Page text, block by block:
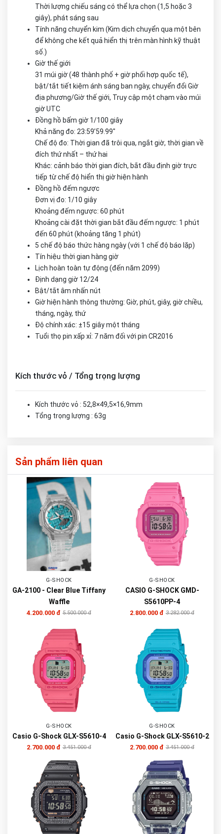
Thời lượng chiếu sáng có thể lựa chọn (1,5 hoặc 3
giây), phát sáng sau
Tính năng chuyển kim (Kim dịch chuyển qua một bên
để không che kết quả hiển thị trên màn hình kỹ thuật
số.)
Giờ thế giới
31 múi giờ (48 thành phố + giờ phối hợp quốc tế),
bật/tắt tiết kiệm ánh sáng ban ngày, chuyển đổi Giờ
địa phương/Giờ thế giới, Truy cập một chạm vào múi
giờ UTC
Đồng hồ bấm giờ 1/100 giây
Khả năng đo: 23:59’59.99″
Chế độ đo: Thời gian đã trôi qua, ngắt giờ, thời gian về
đích thứ nhất – thứ hai
Khác: cảnh báo thời gian đích, bắt đầu định giờ trực
tiếp từ chế độ hiển thị giờ hiện hành
Đồng hồ đếm ngược
Đơn vị đo: 1/10 giây
Khoảng đếm ngược: 60 phút
Khoảng cài đặt thời gian bắt đầu đếm ngược: 1 phút
đến 60 phút (khoảng tăng 1 phút)
5 chế độ báo thức hàng ngày (với 1 chế độ báo lặp)
Tín hiệu thời gian hàng giờ
Lịch hoàn toàn tự động (đến năm 2099)
Định dạng giờ 12/24
Bật/tắt âm nhấn nút
Giờ hiện hành thông thường: Giờ, phút, giây, giờ chiều,
tháng, ngày, thứ
Độ chính xác: ±15 giây một tháng
Tuổi thọ pin xấp xỉ: 7 năm đối với pin CR2016
Kích thước vỏ / Tổng trọng lượng
Kích thước vỏ : 52,8×49,5×16,9mm
Tổng trọng lượng : 63g
Sản phẩm liên quan
G-SHOCK
GA-2100 - Clear Blue Tiffany
Waffle
4.200.000 đ 5.500.000 đ
G-SHOCK
CASIO G-SHOCK GMD-
S5610PP-4
2.800.000 đ 3.282.000 đ
G-SHOCK
Casio G-Shock GLX-S5610-4
2.700.000 đ 3.451.000 đ
G-SHOCK
Casio G-Shock GLX-S5610-2
2.700.000 đ 3.451.000 đ